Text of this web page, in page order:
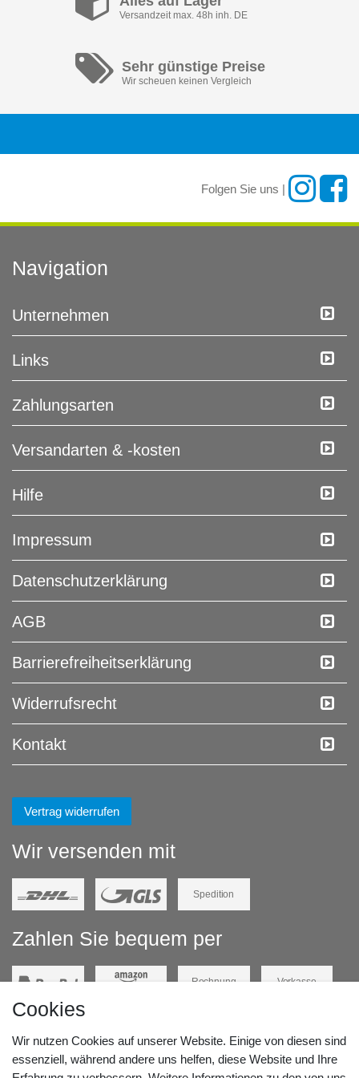
Versandzeit max. 48h inh. DE
Sehr günstige Preise
Wir scheuen keinen Vergleich
Folgen Sie uns |
Navigation
Unternehmen
Links
Zahlungsarten
Versandarten & -kosten
Hilfe
Impressum
Daten­schutz­erklärung
AGB
Barrierefreiheitserklärung
Widerrufs­recht
Kontakt
Vertrag widerrufen
Wir versenden mit
Spedition
Zahlen Sie bequem per
Rechnung Vorkasse
Unsere Lageradresse:
Cookies
Wir nutzen Cookies auf unserer Website. Einige von diesen sind
essenziell, während andere uns helfen, diese Website und Ihre